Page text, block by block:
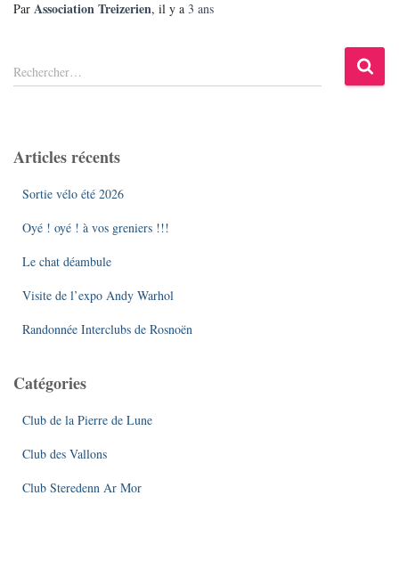
Par Association Treizerien, il y a 3 ans
R
e
r
Rechercher…
Articles récents
Sortie vélo été 2026
Oyé ! oyé ! à vos greniers !!!
Le chat déambule
Visite de l’expo Andy Warhol
Randonnée Interclubs de Rosnoën
Catégories
Club de la Pierre de Lune
Club des Vallons
Club Steredenn Ar Mor